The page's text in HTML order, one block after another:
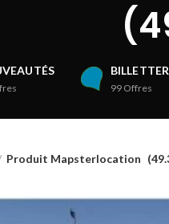
99 Offres
Produit Mapsterlocation